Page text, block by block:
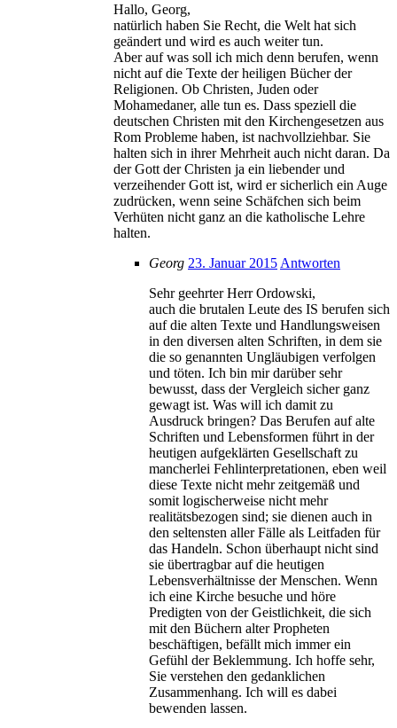
Hallo, Georg,
natürlich haben Sie Recht, die Welt hat sich
geändert und wird es auch weiter tun.
Aber auf was soll ich mich denn berufen, wenn
nicht auf die Texte der heiligen Bücher der
Religionen. Ob Christen, Juden oder
Mohamedaner, alle tun es. Dass speziell die
deutschen Christen mit den Kirchengesetzen aus
Rom Probleme haben, ist nachvollziehbar. Sie
halten sich in ihrer Mehrheit auch nicht daran. Da
der Gott der Christen ja ein liebender und
verzeihender Gott ist, wird er sicherlich ein Auge
zudrücken, wenn seine Schäfchen sich beim
Verhüten nicht ganz an die katholische Lehre
halten.
Georg 23. Januar 2015 Antworten
Sehr geehrter Herr Ordowski,
auch die brutalen Leute des IS berufen sich
auf die alten Texte und Handlungsweisen
in den diversen alten Schriften, in dem sie
die so genannten Ungläubigen verfolgen
und töten. Ich bin mir darüber sehr
bewusst, dass der Vergleich sicher ganz
gewagt ist. Was will ich damit zu
Ausdruck bringen? Das Berufen auf alte
Schriften und Lebensformen führt in der
heutigen aufgeklärten Gesellschaft zu
mancherlei Fehlinterpretationen, eben weil
diese Texte nicht mehr zeitgemäß und
somit logischerweise nicht mehr
realitätsbezogen sind; sie dienen auch in
den seltensten aller Fälle als Leitfaden für
das Handeln. Schon überhaupt nicht sind
sie übertragbar auf die heutigen
Lebensverhältnisse der Menschen. Wenn
ich eine Kirche besuche und höre
Predigten von der Geistlichkeit, die sich
mit den Büchern alter Propheten
beschäftigen, befällt mich immer ein
Gefühl der Beklemmung. Ich hoffe sehr,
Sie verstehen den gedanklichen
Zusammenhang. Ich will es dabei
bewenden lassen.